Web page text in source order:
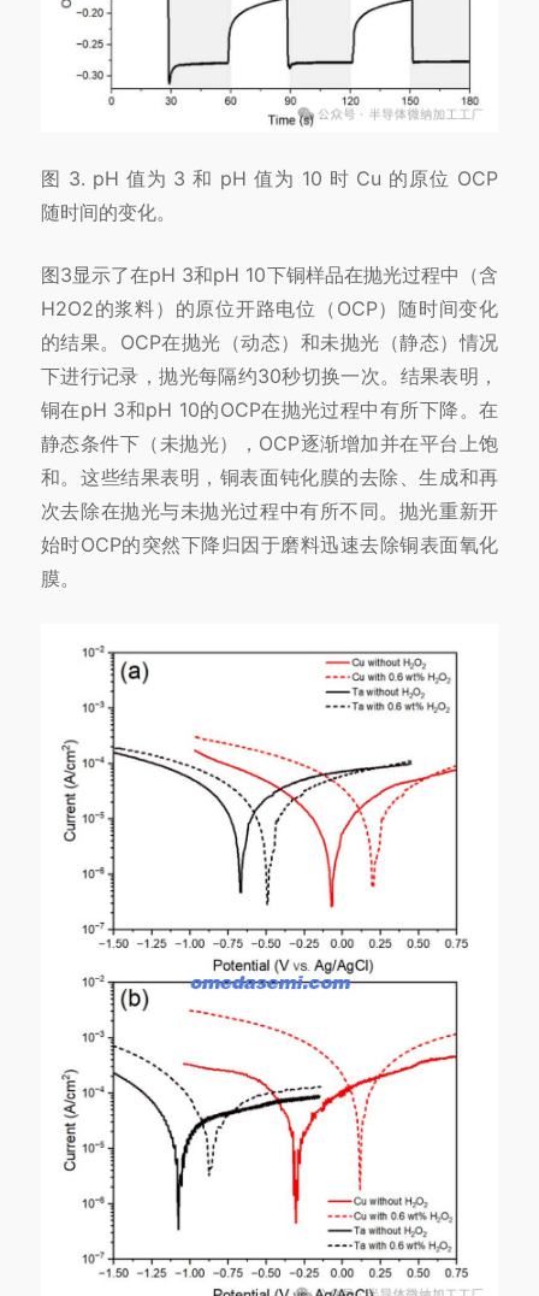
图 3. pH 值为 3 和 pH 值为 10 时 Cu 的原位 OCP
随时间的变化。
图3显示了在pH 3和pH 10下铜样品在抛光过程中（含
H2O2的浆料）的原位开路电位（OCP）随时间变化
的结果。OCP在抛光（动态）和未抛光（静态）情况
下进行记录，抛光每隔约30秒切换一次。结果表明，
铜在pH 3和pH 10的OCP在抛光过程中有所下降。在
静态条件下（未抛光），OCP逐渐增加并在平台上饱
和。这些结果表明，铜表面钝化膜的去除、生成和再
次去除在抛光与未抛光过程中有所不同。抛光重新开
始时OCP的突然下降归因于磨料迅速去除铜表面氧化
膜。